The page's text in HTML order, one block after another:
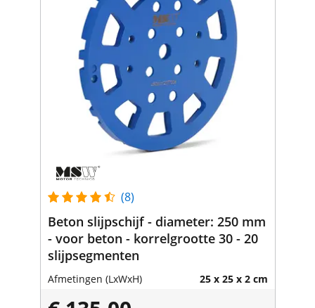
(8)
Beton slijpschijf - diameter: 250 mm
- voor beton - korrelgrootte 30 - 20
slijpsegmenten
Afmetingen (LxWxH) 25 x 25 x 2 cm